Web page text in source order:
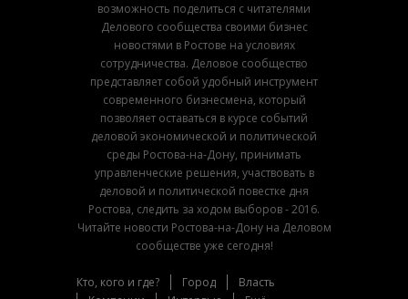
возможность поделиться с читателями
Делового сообщества своими бизнес
новостями в Ростове на условиях
сотрудничества. Деловое сообщество
представляет собой удобный инструмент
современного бизнесмена, который
позволяет оставаться в курсе событий
деловой экономической и политической
среды Ростова-на-Дону, принимать
управленческие решения, участвовать в
деловой и политической повестке дня
Ростова, следить за ходом выборов - 2016.
Читайте новости Ростова-на-Дону на Деловом
сообществе уже сегодня!
Кто, кого и где? Город
Власть